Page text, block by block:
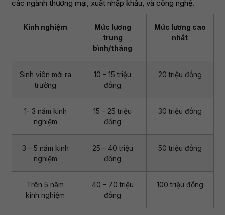
các ngành thương mại, xuất nhập khẩu, và công nghệ.
Kinh nghiệm
Mức lương
trung
bình/tháng
Mức lương cao
nhất
Sinh viên mới ra
trường
10 – 15 triệu
đồng
20 triệu đồng
1- 3 năm kinh
nghiệm
15 – 25 triệu
đồng
30 triệu đồng
3 – 5 năm kinh
nghiệm
25 – 40 triệu
đồng
50 triệu đồng
Trên 5 năm
kinh nghiệm
40 – 70 triệu
đồng
100 triệu đồng